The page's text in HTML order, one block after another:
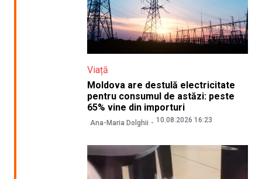
Viață
Moldova are destulă electricitate
pentru consumul de astăzi: peste
65% vine din importuri
Ana-Maria Dolghii 10.08.2026 16:23